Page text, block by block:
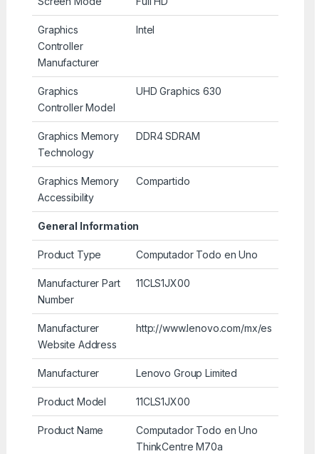
Graphics
Controller
Manufacturer
Intel
Graphics
Controller Model
UHD Graphics 630
Graphics Memory
Technology
DDR4 SDRAM
Graphics Memory
Accessibility
Compartido
General Information
Product Type Computador Todo en Uno
Manufacturer Part
Number
11CLS1JX00
Manufacturer
Website Address
http://www.lenovo.com/mx/es
Manufacturer Lenovo Group Limited
Product Model 11CLS1JX00
Product Name
Computador Todo en Uno
ThinkCentre M70a